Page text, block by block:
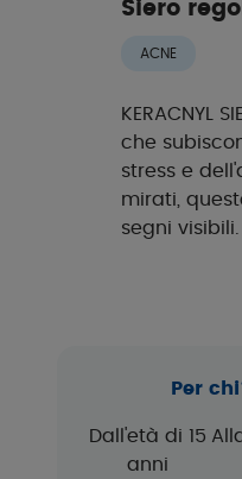
Siero
ACNE
KERACNYL
che
stress e
mirati,
segni visibili.
Per
Dall'età di 15
anni